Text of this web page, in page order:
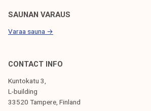
h
k
!
SAUNAN VARAUS
Varaa sauna →
CONTACT INFO
Kuntokatu 3,
L-building
33520 Tampere, Finland